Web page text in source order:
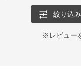
絞り込み
※レビュー